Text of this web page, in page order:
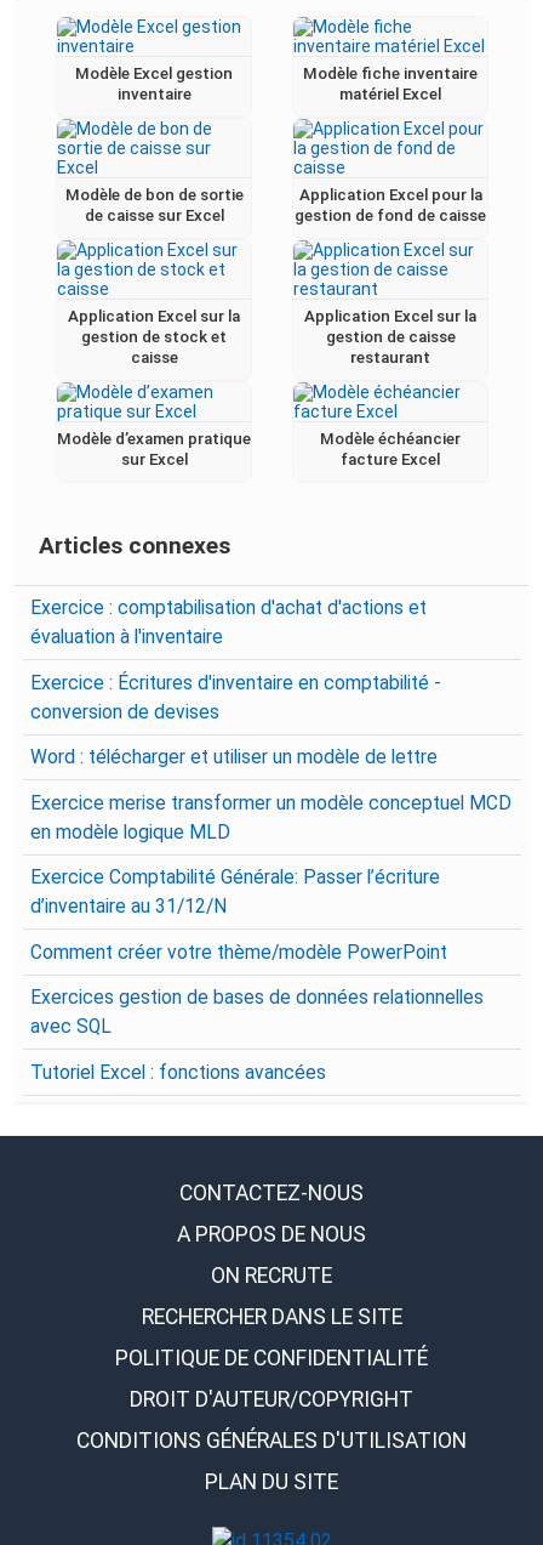
Modèle Excel gestion
inventaire
Modèle fiche inventaire
matériel Excel
Modèle de bon de sortie
de caisse sur Excel
Application Excel pour la
gestion de fond de caisse
Application Excel sur la
gestion de stock et
caisse
Application Excel sur la
gestion de caisse
restaurant
Modèle d’examen pratique
sur Excel
Modèle échéancier
facture Excel
Articles connexes
Exercice : comptabilisation d'achat d'actions et
évaluation à l'inventaire
Exercice : Écritures d'inventaire en comptabilité -
conversion de devises
Word : télécharger et utiliser un modèle de lettre
Exercice merise transformer un modèle conceptuel MCD
en modèle logique MLD
Exercice Comptabilité Générale: Passer l’écriture
d’inventaire au 31/12/N
Comment créer votre thème/modèle PowerPoint
Exercices gestion de bases de données relationnelles
avec SQL
Tutoriel Excel : fonctions avancées
CONTACTEZ-NOUS
A PROPOS DE NOUS
ON RECRUTE
RECHERCHER DANS LE SITE
POLITIQUE DE CONFIDENTIALITÉ
DROIT D'AUTEUR/COPYRIGHT
CONDITIONS GÉNÉRALES D'UTILISATION
PLAN DU SITE